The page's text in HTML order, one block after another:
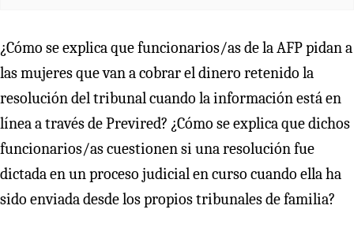
¿Cómo se explica que funcionarios/as de la AFP pidan a
las mujeres que van a cobrar el dinero retenido la
resolución del tribunal cuando la información está en
línea a través de Previred? ¿Cómo se explica que dichos
funcionarios/as cuestionen si una resolución fue
dictada en un proceso judicial en curso cuando ella ha
sido enviada desde los propios tribunales de familia?